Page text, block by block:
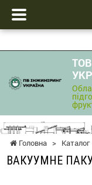
Головна > Каталог
ВАКУУМНЕ